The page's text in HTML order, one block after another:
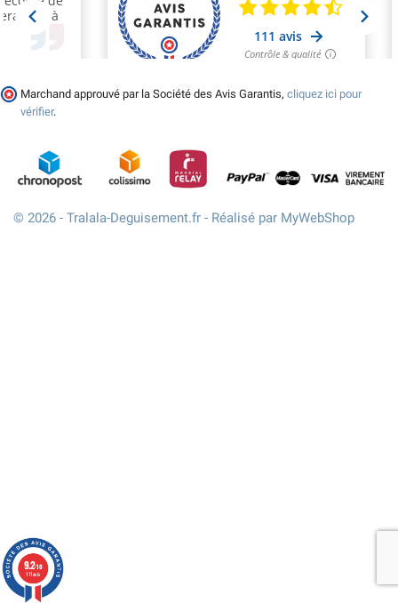
Marchand approuvé par la Société des Avis Garantis, cliquez ici pour
vérifier.
© 2026 - Tralala-Deguisement.fr - Réalisé par MyWebShop
9.2/10
111 avis